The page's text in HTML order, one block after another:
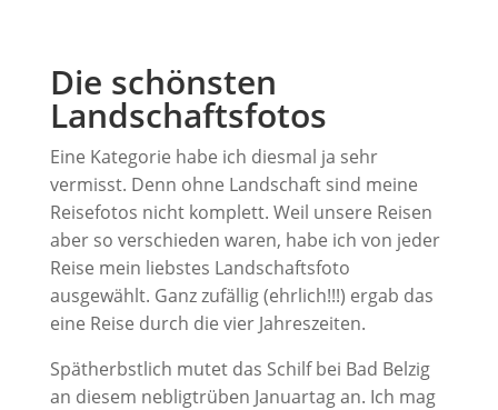
Die schönsten
Landschaftsfotos
Eine Kategorie habe ich diesmal ja sehr
vermisst. Denn ohne Landschaft sind meine
Reisefotos nicht komplett. Weil unsere Reisen
aber so verschieden waren, habe ich von jeder
Reise mein liebstes Landschaftsfoto
ausgewählt. Ganz zufällig (ehrlich!!!) ergab das
eine Reise durch die vier Jahreszeiten.
Spätherbstlich mutet das Schilf bei Bad Belzig
an diesem nebligtrüben Januartag an. Ich mag